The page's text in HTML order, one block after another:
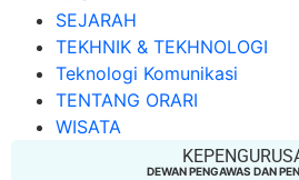
SEJARAH
TEKHNIK & TEKHNOLOGI
Teknologi Komunikasi
TENTANG ORARI
WISATA
DEWAN PENGAWAS DAN